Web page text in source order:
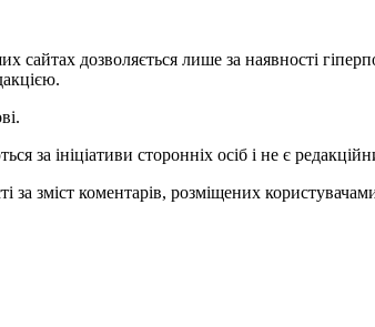
сайтах дозволяється лише за наявності
за ініціативи сторонніх осіб і не є
зміст коментарів, розміщених